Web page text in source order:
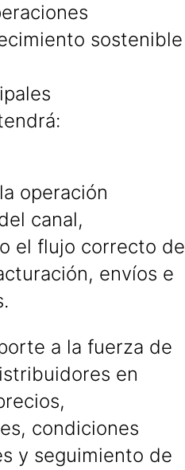
sostenible
operación
canal,
el flujo correcto de
envíos e
a la fuerza de
en
condiciones
y seguimiento de